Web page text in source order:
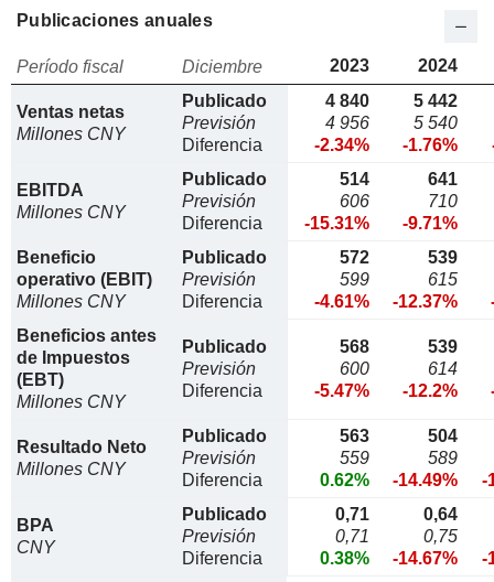
Publicaciones anuales
Período fiscal Diciembre 2023 2024
Ventas netas
Millones CNY
Publicado
Previsión
Diferencia
4 840
4 956
-2.34%
5 442
5 540
-1.76%
EBITDA
Millones CNY
Publicado
Previsión
Diferencia
514
606
-15.31%
641
710
-9.71%
Beneficio
operativo (EBIT)
Millones CNY
Publicado
Previsión
Diferencia
572
599
-4.61%
539
615
-12.37%
Beneficios antes
de Impuestos
(EBT)
Millones CNY
Publicado
Previsión
Diferencia
568
600
-5.47%
539
614
-12.2%
Resultado Neto
Millones CNY
Publicado
Previsión
Diferencia
563
559
0.62%
504
589
-14.49%
-
BPA
CNY
Publicado
Previsión
Diferencia
0,71
0,71
0.38%
0,64
0,75
-14.67%
-